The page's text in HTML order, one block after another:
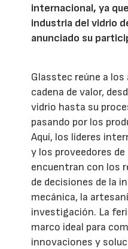
internacional, ya
industria del vidrio
anunciado su
Glasstec reúne a
cadena de valor,
vidrio hasta su
pasando por los
Aquí, los líderes
y los proveedores
encuentran con los
de decisiones de la
mecánica, la
investigación. La
marco ideal para
innovaciones y